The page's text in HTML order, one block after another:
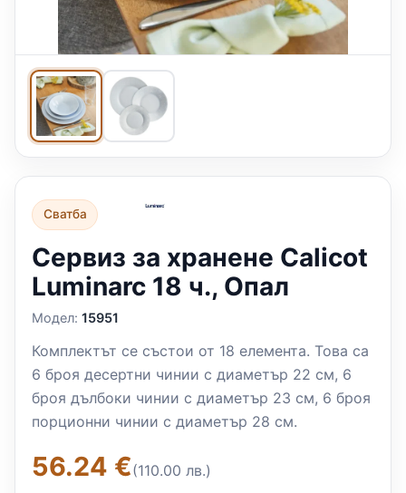
Сватба
Сервиз за хранене Calicot
Luminarc 18 ч., Опал
Модел:15951
Комплектът се състои от 18 елемента. Това са
6 броя десертни чинии с диаметър 22 см, 6
броя дълбоки чинии с диаметър 23 см, 6 броя
порционни чинии с диаметър 28 см.
56.24 €(110.00 лв.)